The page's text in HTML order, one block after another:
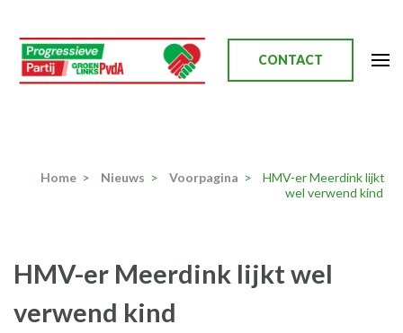
naar
inhoud
(Druk
CONTACT
Home > Nieuws > Voorpagina >
HMV-er Meerdink lijkt
wel verwend kind
HMV-er Meerdink lijkt wel
verwend kind